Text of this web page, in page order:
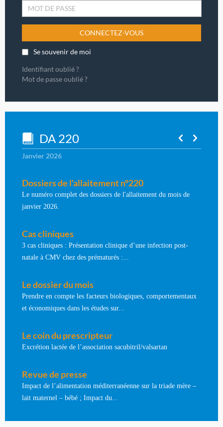
CONNECTEZ-VOUS
Se souvenir de moi
Identifiant oublié ?
Mot de passe oublié ?
DA 220
Janvier 2026
Dossiers de l'allaitement n°220
Le numéro complet des dossiers de l'allaitement du mois de
janvier 2026.
Cas cliniques
3 cas cliniques : Présentation clinique d’une infection post-
natale à CMV chez des prématurés :...
Le dossier du mois
Prendre en compte les facteurs biologiques, comportementaux
et économiques dans les études sur...
Le coin du prescripteur
Excrétion lactée de l’association sacubitril/valsartan
Revue de presse
Impact de l’alimentation méditerranéenne sur la triade mère –
lait maternel – bébé ; Impact du...